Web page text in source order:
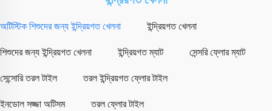
অটিস্টিক শিশুদের জন্য ইন্দ্রিয়গত খেলনা ইন্দ্রিয়গত খেলনা
শিশুদের জন্য ইন্দ্রিয়গত খেলনা ইন্দ্রিয়গত ম্যাট সেন্সরি ফ্লোর ম্যাট
সেন্সোরি তরল টাইল তরল ইন্দ্রিয়গত ফ্লোর টাইল
ইনডোল সজ্জা অটিসম তরল ফ্লোর টাইল